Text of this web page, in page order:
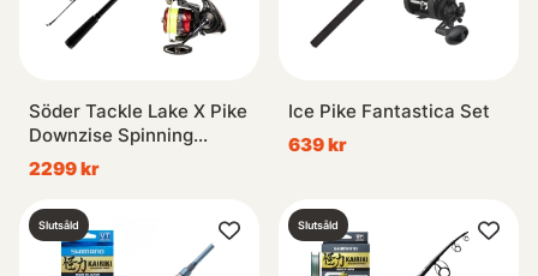
Söder Tackle Lake X Pike
Downzise Spinning
Combo
2299 kr
Ice Pike Fantastica Set
639 kr
Slutsåld Slutsåld